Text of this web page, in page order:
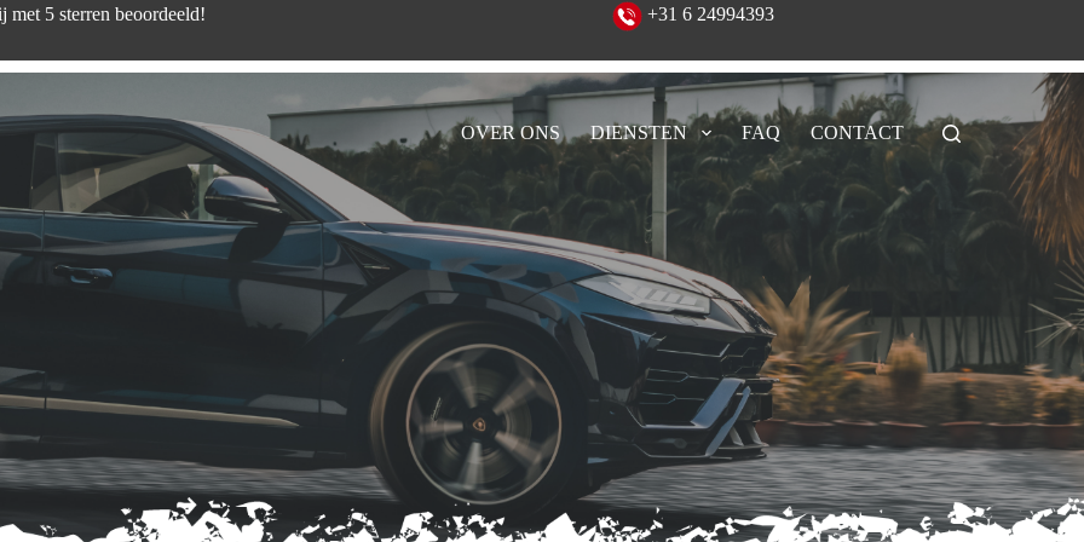
zijn wij met 5 sterren beoordeeld! +31 6 24994393
OVER ONS DIENSTEN FAQ CONTACT